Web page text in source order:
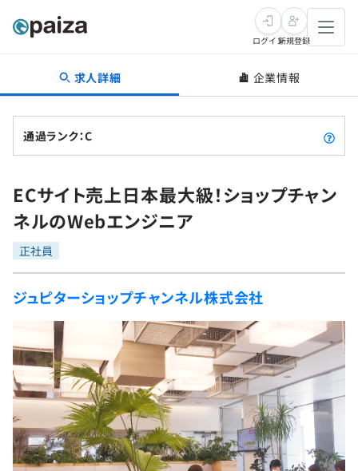
転職・キャリア
転職成功ガイド
転職エージェント
インタビュー
転職成功ガイド
新卒就活
求人検索
本選考
インターン
新卒エージェント
イベント・セミナー
インタビュー
就活成功ガイド
学習
問題集
ナレッジ
リファレンス
プラン
プログラミング言語
評価結果一覧
再チャレンジ結果一覧
ゲーム・マンガ
Tech Team Journal
paiza times
note
paizaとは？
ログイン新規登録
求人詳細 企業情報
通過ランク：C
ECサイト売上日本最大級！ショップチャン
ネルのWebエンジニア
正社員
ジュピターショップチャンネル株式会社